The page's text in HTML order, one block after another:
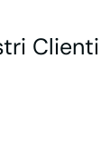
Clienti